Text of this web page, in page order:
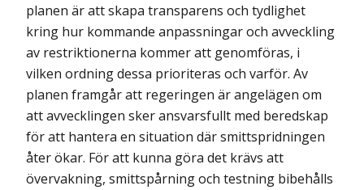
planen är att skapa transparens och tydlighet
kring hur kommande anpassningar och avveckling
av restriktionerna kommer att genomföras, i
vilken ordning dessa prioriteras och varför. Av
planen framgår att regeringen är angelägen om
att avvecklingen sker ansvarsfullt med beredskap
för att hantera en situation där smittspridningen
åter ökar. För att kunna göra det krävs att
övervakning, smittspårning och testning bibehålls